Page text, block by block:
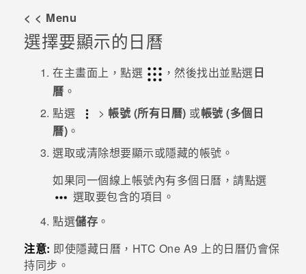
優惠專區
焦點訊息
校園專案
企業採購
銷售門市
銷售通路
支援服務
VIVELAND
< < Menu
選擇要顯示的日曆
在主畫面上，點選 ，然後找出並點選日
曆 。
點選
> 帳號 (所有日曆) 或帳號 (多個日
曆) 。
選取或清除想要顯示或隱藏的帳號。
如果同一個線上帳號內有多個日曆，請點選
選取要包含的項目。
點選儲存 。
注意: 即使隱藏日曆， HTC One A9 上的日曆仍會保
持同步。